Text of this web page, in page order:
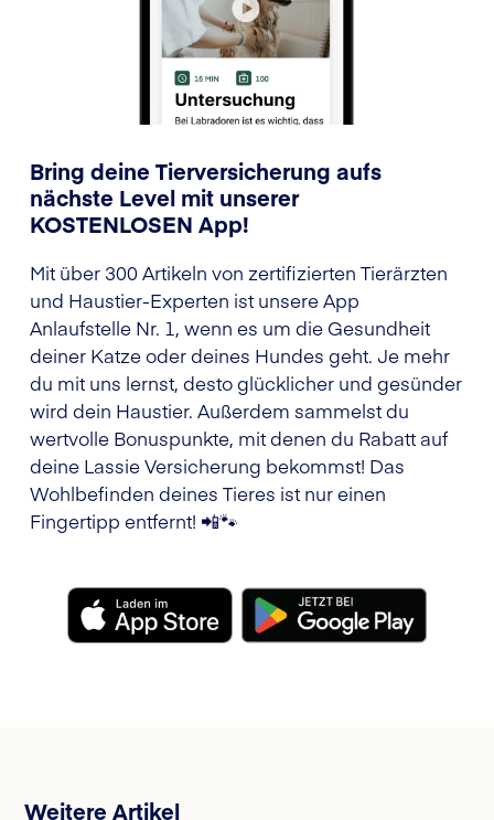
Bring deine Tierversicherung aufs
nächste Level mit unserer
KOSTENLOSEN App!
Mit über 300 Artikeln von zertifizierten Tierärzten
und Haustier-Experten ist unsere App
Anlaufstelle Nr. 1, wenn es um die Gesundheit
deiner Katze oder deines Hundes geht. Je mehr
du mit uns lernst, desto glücklicher und gesünder
wird dein Haustier. Außerdem sammelst du
wertvolle Bonuspunkte, mit denen du Rabatt auf
deine Lassie Versicherung bekommst! Das
Wohlbefinden deines Tieres ist nur einen
Fingertipp entfernt! 📲🐾
Weitere Artikel